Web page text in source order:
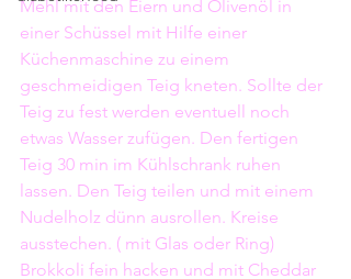
Mehl mit den Eiern und Olivenöl in
einer Schüssel mit Hilfe einer
Küchenmaschine zu einem
geschmeidigen Teig kneten. Sollte der
Teig zu fest werden eventuell noch
etwas Wasser zufügen. Den fertigen
Teig 30 min im Kühlschrank ruhen
lassen. Den Teig teilen und mit einem
Nudelholz dünn ausrollen. Kreise
ausstechen. ( mit Glas oder Ring)
Brokkoli fein hacken und mit Cheddar